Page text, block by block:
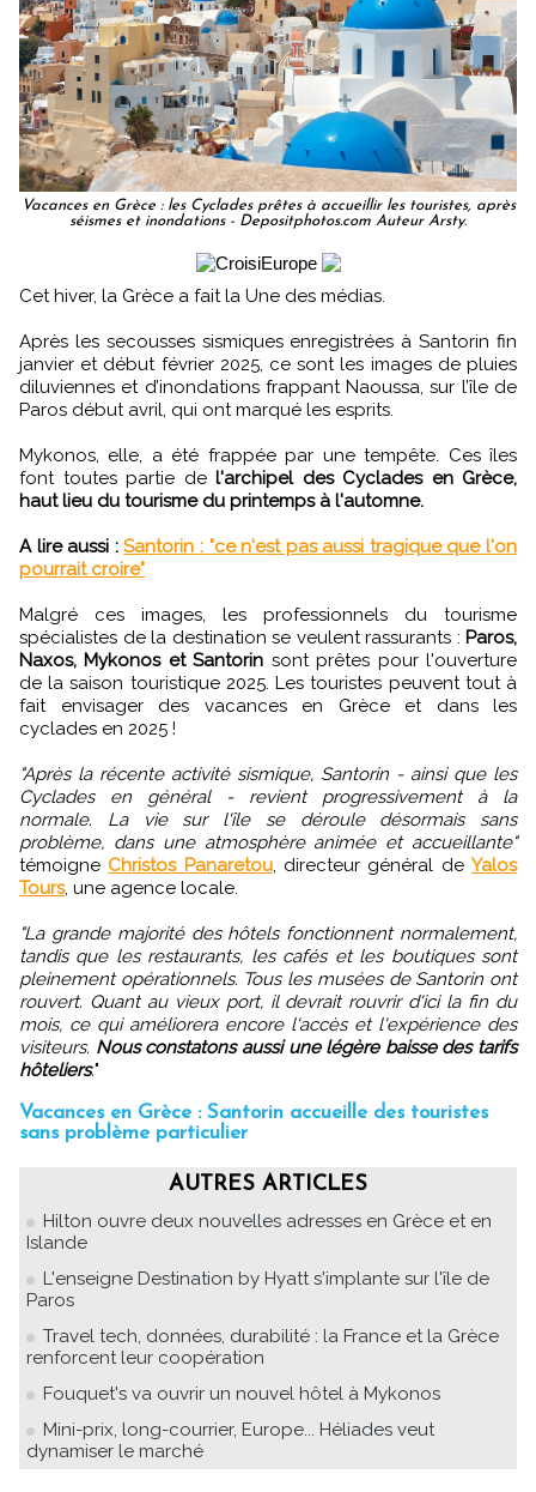
Vacances en Grèce : les Cyclades prêtes à accueillir les touristes, après
séismes et inondations - Depositphotos.com Auteur Arsty.
Cet hiver, la Grèce a fait la Une des médias.
Après les secousses sismiques enregistrées à Santorin fin
janvier et début février 2025, ce sont les images de pluies
diluviennes et d’inondations frappant Naoussa, sur l’île de
Paros début avril, qui ont marqué les esprits.
Mykonos, elle, a été frappée par une tempête. Ces îles
font toutes partie de l'archipel des Cyclades en Grèce,
haut lieu du tourisme du printemps à l'automne.
A lire aussi : Santorin : "ce n'est pas aussi tragique que l'on
pourrait croire"
Malgré ces images, les professionnels du tourisme
spécialistes de la destination se veulent rassurants : Paros,
Naxos, Mykonos et Santorin sont prêtes pour l'ouverture
de la saison touristique 2025. Les touristes peuvent tout à
fait envisager des vacances en Grèce et dans les
cyclades en 2025 !
"Après la récente activité sismique, Santorin - ainsi que les
Cyclades en général - revient progressivement à la
normale. La vie sur l'île se déroule désormais sans
problème, dans une atmosphère animée et accueillante"
témoigne Christos Panaretou, directeur général deYalos
Tours, une agence locale.
"La grande majorité des hôtels fonctionnent normalement,
tandis que les restaurants, les cafés et les boutiques sont
pleinement opérationnels. Tous les musées de Santorin ont
rouvert. Quant au vieux port, il devrait rouvrir d'ici la fin du
mois, ce qui améliorera encore l'accès et l'expérience des
visiteurs. Nous constatons aussi une légère baisse des tarifs
hôteliers."
Vacances en Grèce : Santorin accueille des touristes
sans problème particulier
AUTRES ARTICLES
Hilton ouvre deux nouvelles adresses en Grèce et en
Islande
L'enseigne Destination by Hyatt s'implante sur l'île de
Paros
Travel tech, données, durabilité : la France et la Grèce
renforcent leur coopération
Fouquet's va ouvrir un nouvel hôtel à Mykonos
Mini-prix, long-courrier, Europe... Héliades veut
dynamiser le marché